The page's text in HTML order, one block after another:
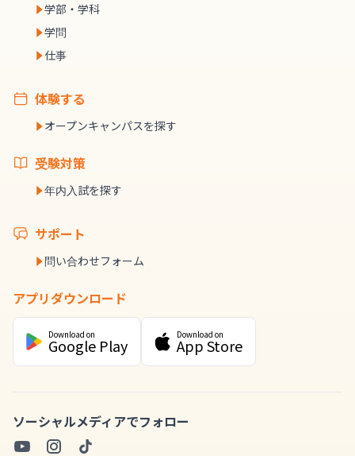
学部・学科
学問
仕事
体験する
オープンキャンパスを探す
受験対策
年内入試を探す
サポート
問い合わせフォーム
アプリダウンロード
Download on
Google Play
Download on
App Store
ソーシャルメディアでフォロー